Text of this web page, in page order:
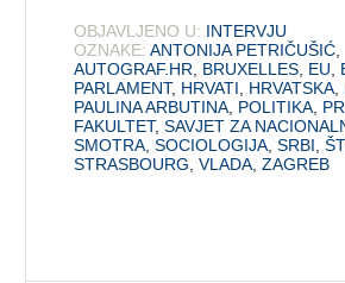
OBJAVLJENO U: INTERVJU
OZNAKE: ANTONIJA PETRIČUŠIĆ
AUTOGRAF.HR
BRUXELLES EU
PARLAMENT, HRVATI HRVATSKA
PAULINA ARBUTINA POLITIKA
FAKULTET,SAVJET ZA
SMOTRA ,SOCIOLOGIJA ,SRBI ,
STRASBOURG ,VLADA ,ZAGREB